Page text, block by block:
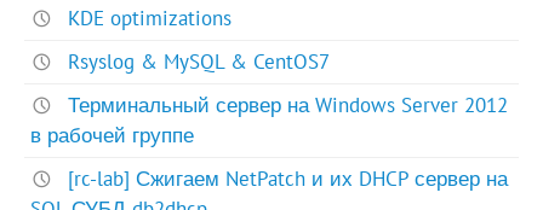
KDE optimizations
Rsyslog & MySQL & CentOS7
Терминальный сервер на Windows Server 2012
в рабочей группе
[rc-lab] Сжигаем NetPatch и их DHCP сервер на